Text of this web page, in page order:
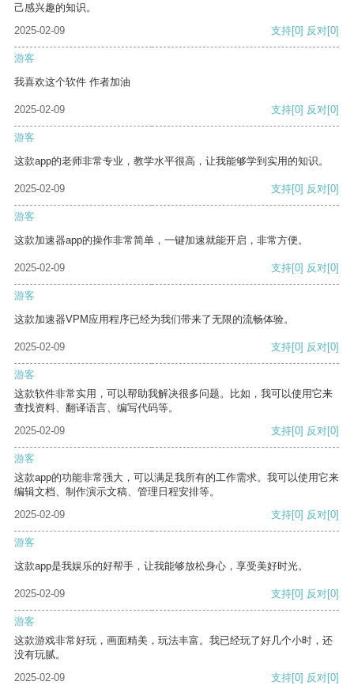
己感兴趣的知识。
2025-02-09
支持[0] 反对[0]
游客
我喜欢这个软件 作者加油
2025-02-09 支持[0] 反对[0]
游客
这款app的老师非常专业，教学水平很高，让我能够学到实用的知识。
2025-02-09 支持[0] 反对[0]
游客
这款加速器app的操作非常简单，一键加速就能开启，非常方便。
2025-02-09 支持[0] 反对[0]
游客
这款加速器VPM应用程序已经为我们带来了无限的流畅体验。
2025-02-09 支持[0] 反对[0]
游客
这款软件非常实用，可以帮助我解决很多问题。比如，我可以使用它来
查找资料、翻译语言、编写代码等。
2025-02-09
支持[0] 反对[0]
游客
这款app的功能非常强大，可以满足我所有的工作需求。我可以使用它来
编辑文档、制作演示文稿、管理日程安排等。
2025-02-09
支持[0] 反对[0]
游客
这款app是我娱乐的好帮手，让我能够放松身心，享受美好时光。
2025-02-09 支持[0] 反对[0]
游客
这款游戏非常好玩，画面精美，玩法丰富。我已经玩了好几个小时，还
没有玩腻。
2025-02-09
支持[0] 反对[0]